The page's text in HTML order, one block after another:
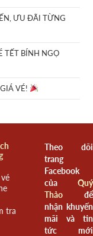
ƯU ĐÃI TỪNG
TẾT BÍNH NGỌ
VÉ!
tra
Theo dõi
trang
Facebook
của Quý
Thảođể
nhận khuyến
mãi và tin
tức mới